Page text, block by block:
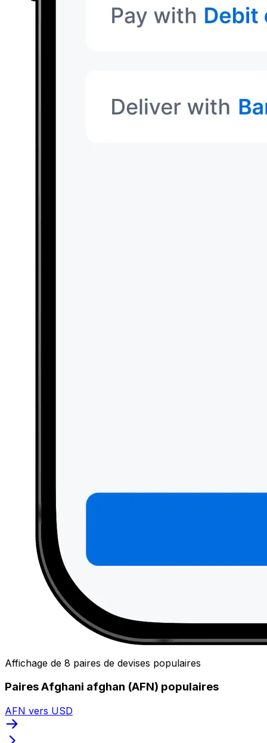
Affichage de 8 paires de devises populaires
Paires Afghani afghan (AFN) populaires
AFN vers USD